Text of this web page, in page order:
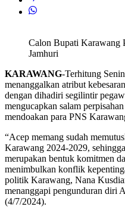
Calon Bupati Karawang
Jamhuri
KARAWANG-Terhitung
menanggalkan atribut
dengan dihadiri segilintir
mengucapkan salam
mendoakan para PNS
“Acep memang sudah
Karawang 2024-2029,
merupakan bentuk komitmen
menimbulkan konflik
politik Karawang, Nana
menanggapi pengunduran diri
(4/7/2024).